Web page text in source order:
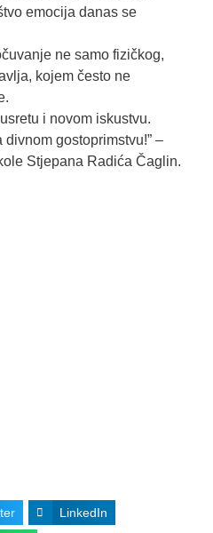
emocija danas se
ne samo fizičkog,
kojem često ne
i novom iskustvu.
gostoprimstvu!” –
Stjepana Radića Čaglin.
LinkedIn